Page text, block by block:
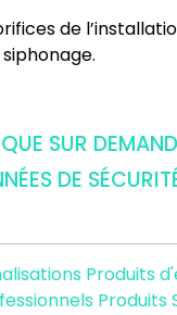
de
SUR
DE
Produits
Produits